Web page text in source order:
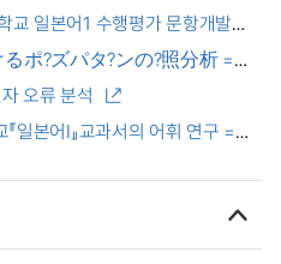
교 일본어1 수행평가 문항개발
ポ?ズパタ?ンの?照分析 =
턴의 대조분석
오류 분석
일본어Ⅰ』교과서의 어휘 연구 =